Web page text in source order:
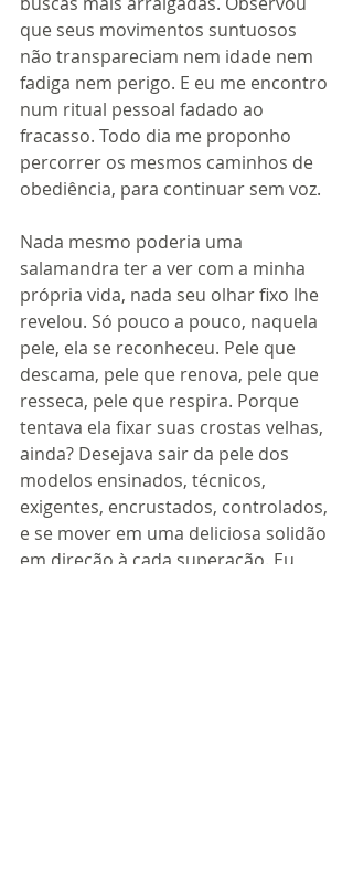
que seus movimentos suntuosos
não transpareciam nem idade nem
fadiga nem perigo. E eu me encontro
num ritual pessoal fadado ao
fracasso. Todo dia me proponho
percorrer os mesmos caminhos de
obediência, para continuar sem voz.
Nada mesmo poderia uma
salamandra ter a ver com a minha
própria vida, nada seu olhar fixo lhe
revelou. Só pouco a pouco, naquela
pele, ela se reconheceu. Pele que
descama, pele que renova, pele que
resseca, pele que respira. Porque
tentava ela fixar suas crostas velhas,
ainda? Desejava sair da pele dos
modelos ensinados, técnicos,
exigentes, encrustados, controlados,
e se mover em uma deliciosa solidão
em direção à cada superação. Eu